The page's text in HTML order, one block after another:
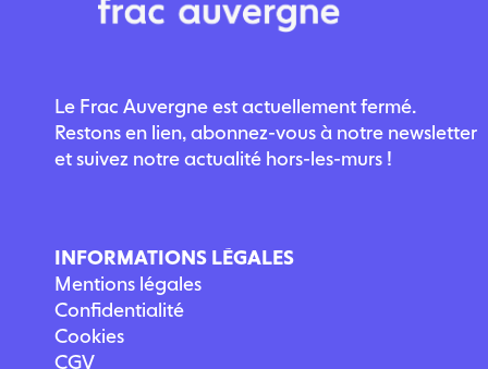
Le Frac Auvergne est actuellement fermé.
Restons en lien, abonnez-vous à notre newsletter
et suivez notre actualité hors-les-murs !
INFORMATIONS LÉGALES
Mentions légales
Confidentialité
Cookies
CGV